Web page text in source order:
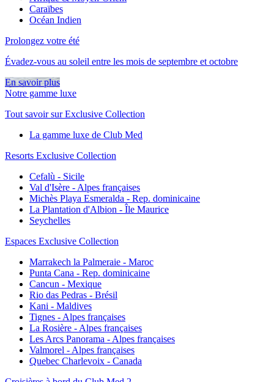
Caraïbes
Océan Indien
Prolongez votre été
Évadez-vous au soleil entre les mois de septembre et octobre
En savoir plus
Notre gamme luxe
Tout savoir sur Exclusive Collection
La gamme luxe de Club Med
Resorts Exclusive Collection
Cefalù - Sicile
Val d'Isère - Alpes françaises
Michès Playa Esmeralda - Rep. dominicaine
La Plantation d'Albion - Île Maurice
Seychelles
Espaces Exclusive Collection
Marrakech la Palmeraie - Maroc
Punta Cana - Rep. dominicaine
Cancun - Mexique
Rio das Pedras - Brésil
Kani - Maldives
Tignes - Alpes françaises
La Rosière - Alpes françaises
Les Arcs Panorama - Alpes françaises
Valmorel - Alpes françaises
Quebec Charlevoix - Canada